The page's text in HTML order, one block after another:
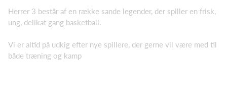
Herrer 3 består af en række sande legender, der spiller en frisk,
ung, delikat gang basketball.
Vi er altid på udkig efter nye spillere, der gerne vil være med til
både træning og kamp